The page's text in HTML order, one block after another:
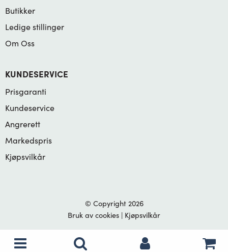
Butikker
Ledige stillinger
Om Oss
KUNDESERVICE
Prisgaranti
Kundeservice
Angrerett
Markedspris
Kjøpsvilkår
© Copyright 2026
Bruk av cookies | Kjøpsvilkår